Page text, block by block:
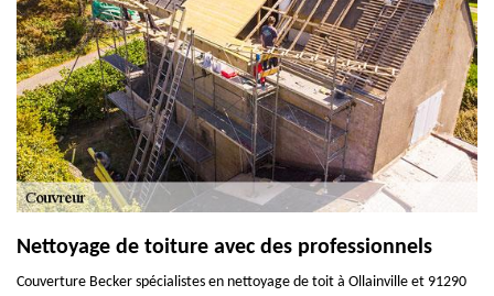
Nettoyage de toiture avec des professionnels
Couverture Becker spécialistes en nettoyage de toit à Ollainville et 91290